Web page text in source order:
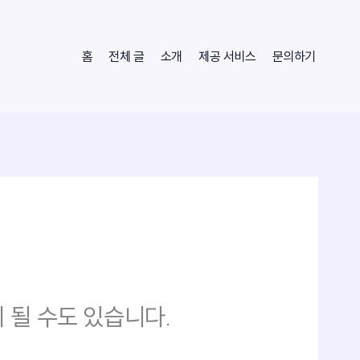
홈 전체 글 소개 제공 서비스 문의하기
될 수도 있습니다.